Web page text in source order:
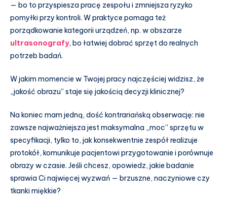
— bo to przyspiesza pracę zespołu i zmniejsza ryzyko
pomyłki przy kontroli. W praktyce pomaga też
porządkowanie kategorii urządzeń, np. w obszarze
ultrasonografy, bo łatwiej dobrać sprzęt do realnych
potrzeb badań.
W jakim momencie w Twojej pracy najczęściej widzisz, że
„jakość obrazu” staje się jakością decyzji klinicznej?
Na koniec mam jedną, dość kontrariańską obserwację: nie
zawsze najważniejsza jest maksymalna „moc” sprzętu w
specyfikacji, tylko to, jak konsekwentnie zespół realizuje
protokół, komunikuje pacjentowi przygotowanie i porównuje
obrazy w czasie. Jeśli chcesz, opowiedz, jakie badanie
sprawia Ci najwięcej wyzwań — brzuszne, naczyniowe czy
tkanki miękkie?